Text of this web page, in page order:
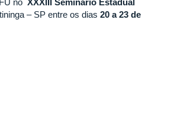
– SP entre os dias 20 a 23 de